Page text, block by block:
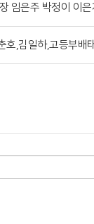
임은주 박정이 이은
호,김일하,고등부배